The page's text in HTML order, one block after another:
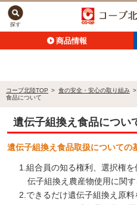
商品情報
探す
コープ北陸TOP > 食の安全・安心の取り組み >
食品について
遺伝子組換え食品につい
遺伝子組換え食品取扱についての
1.組合員の知る権利、選択権
伝子組換え農産物使用に関す
2.できるだけ遺伝子組換え原